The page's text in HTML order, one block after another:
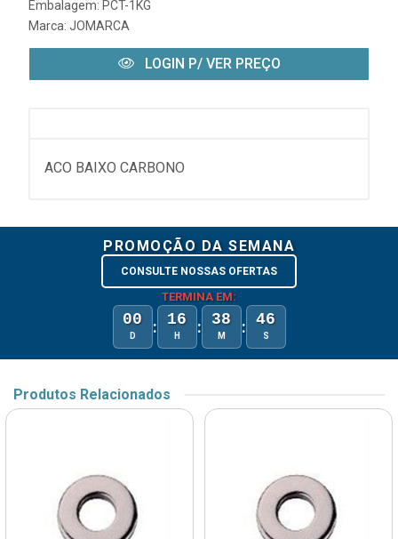
Embalagem: PCT-1KG
Marca: JOMARCA
LOGIN P/ VER PREÇO
ACO BAIXO CARBONO
PROMOÇÃO DA SEMANA
CONSULTE NOSSAS OFERTAS
TERMINA EM:
00
D : 16
H : 38
M : 46
S
Produtos Relacionados